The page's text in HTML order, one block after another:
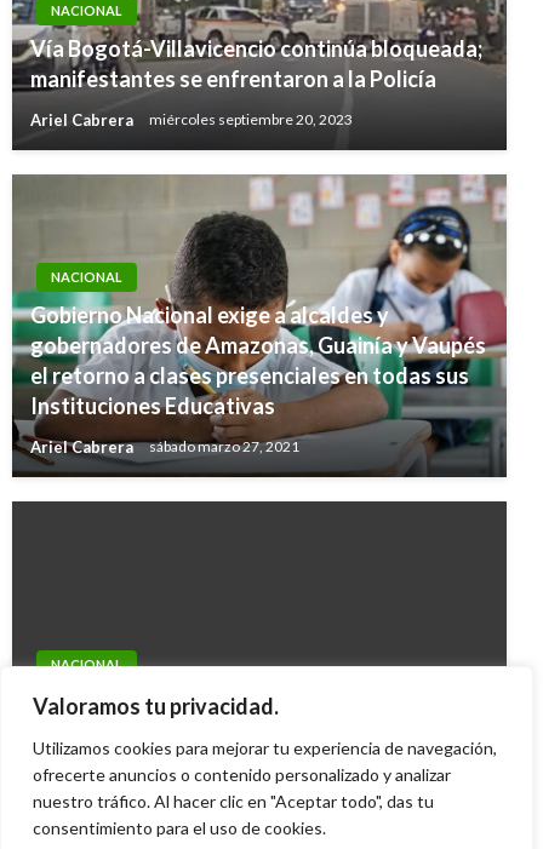
Valoramos tu privacidad.
Utilizamos cookies para mejorar tu experiencia de navegación,
ofrecerte anuncios o contenido personalizado y analizar
nuestro tráfico. Al hacer clic en "Aceptar todo", das tu
consentimiento para el uso de cookies.
NACIONAL
Vía Bogotá-Villavicencio continúa bloqueada;
manifestantes se enfrentaron a la Policía
Ariel Cabrera miércoles septiembre 20, 2023
NACIONAL
Gobierno Nacional exige a alcaldes y
gobernadores de Amazonas, Guainía y Vaupés
el retorno a clases presenciales en todas sus
Instituciones Educativas
Ariel Cabrera sábado marzo 27, 2021
NACIONAL
Resultado de las loterías y chances de este
Ariel Cabrera jueves noviembre 17, 2022